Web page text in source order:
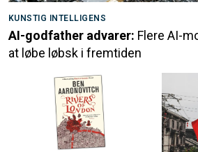
KUNSTIG INTELLIGENS
AI-godfather advarer: Flere AI-
at løbe løbsk i fremtiden